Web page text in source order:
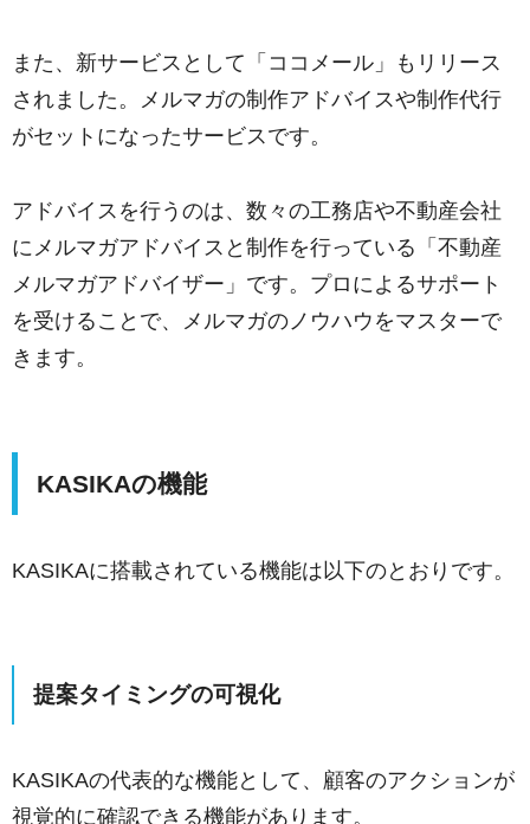
また、新サービスとして「ココメール」もリリース
されました。メルマガの制作アドバイスや制作代行
がセットになったサービスです。
アドバイスを行うのは、数々の工務店や不動産会社
にメルマガアドバイスと制作を行っている「不動産
メルマガアドバイザー」です。プロによるサポート
を受けることで、メルマガのノウハウをマスターで
きます。
KASIKAの機能
KASIKAに搭載されている機能は以下のとおりです。
提案タイミングの可視化
KASIKAの代表的な機能として、顧客のアクションが
視覚的に確認できる機能があります。